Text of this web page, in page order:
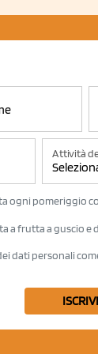
Attività
ogni pomeriggio
a frutta a guscio e
dati personali